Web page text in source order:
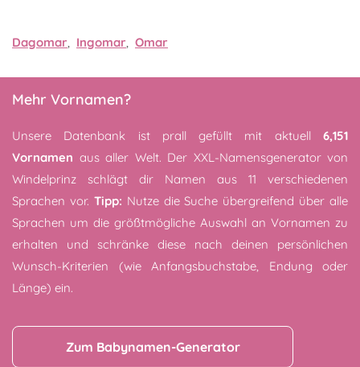
Dagomar, Ingomar, Omar
Mehr Vornamen?
Unsere Datenbank ist prall gefüllt mit aktuell 6,151
Vornamen aus aller Welt. Der XXL-Namensgenerator von
Windelprinz schlägt dir Namen aus 11 verschiedenen
Sprachen vor. Tipp: Nutze die Suche übergreifend über alle
Sprachen um die größtmögliche Auswahl an Vornamen zu
erhalten und schränke diese nach deinen persönlichen
Wunsch-Kriterien (wie Anfangsbuchstabe, Endung oder
Länge) ein.
Zum Babynamen-Generator